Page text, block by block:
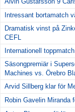
Intressant bortamatch
Dramatisk vinst på
CEFL
Internationell
Säsongpremiär i
Machines vs. Örebro
Arvid Sillberg klar för
Robin Gavelin Miranda